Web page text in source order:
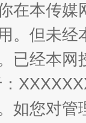
规模
在本传
。但未
已经本
如您对